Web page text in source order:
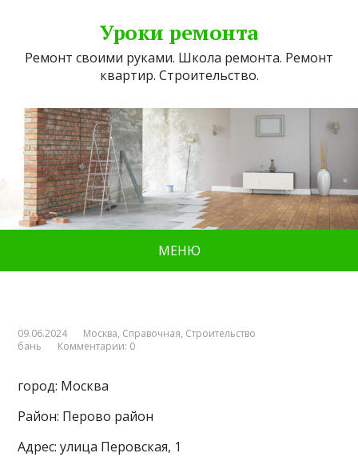
Уроки ремонта
Ремонт своими руками. Школа ремонта. Ремонт
квартир. Строительство.
МЕНЮ
09.06.2024 Москва, Справочная, Строительство
бань
Комментарии: 0
город: Москва
Район: Перово район
Адрес: улица Перовская, 1